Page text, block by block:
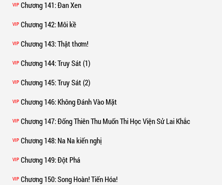
VIP Chương 141: Đan Xen
VIP Chương 142: Môi kề
VIP Chương 143: Thật thơm!
VIP Chương 144: Truy Sát (1)
VIP Chương 145: Truy Sát (2)
VIP Chương 146: Không Đánh Vào Mặt
VIP Chương 147: Đống Thiên Thu Muốn Thi Học Viện Sử Lai Khắc
VIP Chương 148: Na Na kiến nghị
VIP Chương 149: Đột Phá
VIP Chương 150: Song Hoàn! Tiến Hóa!